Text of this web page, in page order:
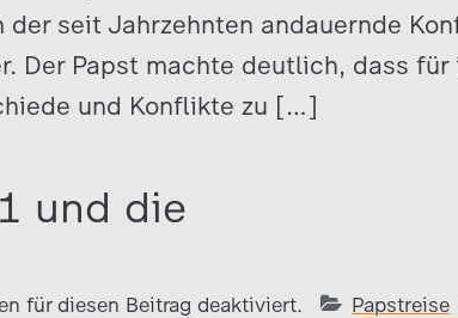
der seit Jahrzehnten andauernde
Der Papst machte deutlich, dass für
und Konflikte zu […]
und die
für diesen Beitrag deaktiviert. Papstreise